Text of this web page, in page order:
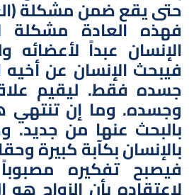
حتى يقع ضمن مشكلة
فهذه العادة مشكلة
الإنسان عبداً لأعضائه
فيبحث الإنسان عن
جسده فقط. ليقيم
وجسده. وما إن تنتهي
بالبحث عنها من
بالإنسان بكآبة كبيرة
فيصبح تفكيره مصبوباً
لاعتقاده بأن الزواج هو